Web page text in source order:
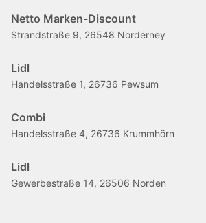
Netto Marken-Discount
Strandstraße 9, 26548 Norderney
Lidl
Handelsstraße 1, 26736 Pewsum
Combi
Handelsstraße 4, 26736 Krummhörn
Lidl
Gewerbestraße 14, 26506 Norden